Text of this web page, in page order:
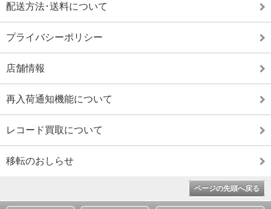
配送方法･送料について
プライバシーポリシー
店舗情報
再入荷通知機能について
レコード買取について
移転のおしらせ
ページの先頭へ戻る